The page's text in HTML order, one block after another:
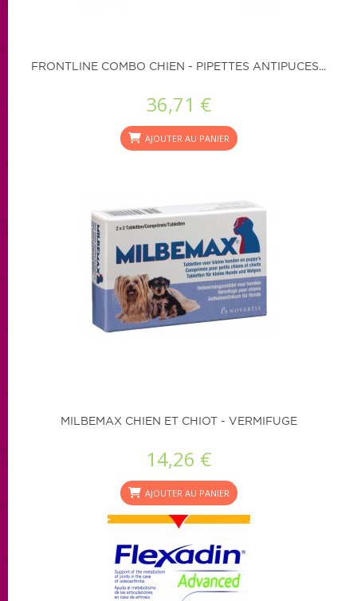
FRONTLINE COMBO CHIEN - PIPETTES ANTIPUCES...
36,71 €
AJOUTER AU PANIER
MILBEMAX CHIEN ET CHIOT - VERMIFUGE
14,26 €
AJOUTER AU PANIER